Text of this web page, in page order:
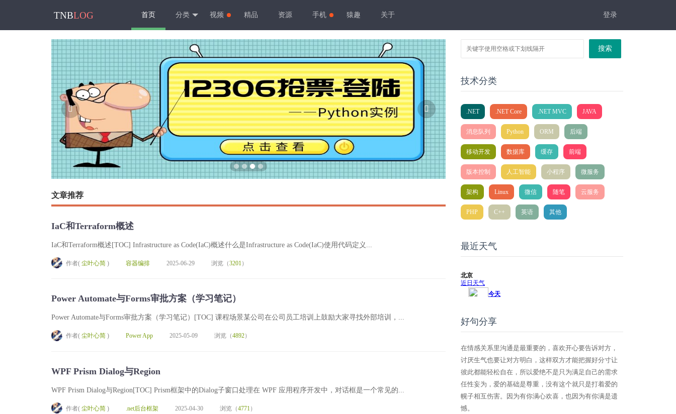
TNBLOG 首页 分类 视频 精品 资源 手机 猿趣 关于 登录
 
文章推荐
IaC和Terraform概述
IaC和Terraform概述[TOC] Infrastructure as Code(IaC)概述什么是Infrastructure as Code(IaC)使用代码定义...
作者( 尘叶心简 ) 容器编排 2025-06-29 浏览（3201）
Power Automate与Forms审批方案（学习笔记）
Power Automate与Forms审批方案（学习笔记）[TOC] 课程场景某公司在公司员工培训上鼓励大家寻找外部培训，...
作者( 尘叶心简 ) Power App 2025-05-09 浏览（4892）
WPF Prism Dialog与Region
WPF Prism Dialog与Region[TOC] Prism框架中的Dialog子窗口处理在 WPF 应用程序开发中，对话框是一个常见的...
作者( 尘叶心简 ) .net后台框架 2025-04-30 浏览（4771 ）
搜索
技术分类
.NET .NET Core .NET MVC JAVA
消息队列 Python ORM 后端
移动开发 数据库 缓存 前端
版本控制 人工智能 小程序 微服务
架构 Linux 微信 随笔 云服务
PHP C++ 英语 其他
最近天气
好句分享
在情感关系里沟通是最重要的，喜欢开心要告诉对方，
讨厌生气也要让对方明白，这样双方才能把握好分寸让
彼此都能轻松自在，所以爱绝不是只为满足自己的需求
任性妄为，爱的基础是尊重，没有这个就只是打着爱的
幌子相互伤害。因为有你满心欢喜，也因为有你满是遗
憾。